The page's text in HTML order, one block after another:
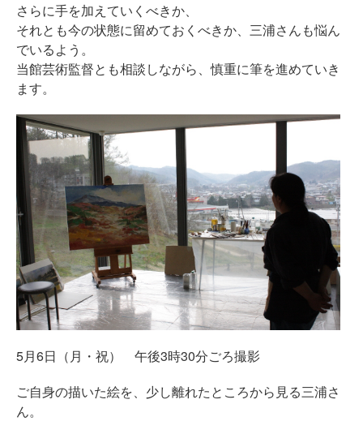
さらに手を加えていくべきか、
それとも今の状態に留めておくべきか、三浦さんも悩ん
でいるよう。
当館芸術監督とも相談しながら、慎重に筆を進めていき
ます。
5月6日（月・祝） 午後3時30分ごろ撮影
ご自身の描いた絵を、少し離れたところから見る三浦さ
ん。